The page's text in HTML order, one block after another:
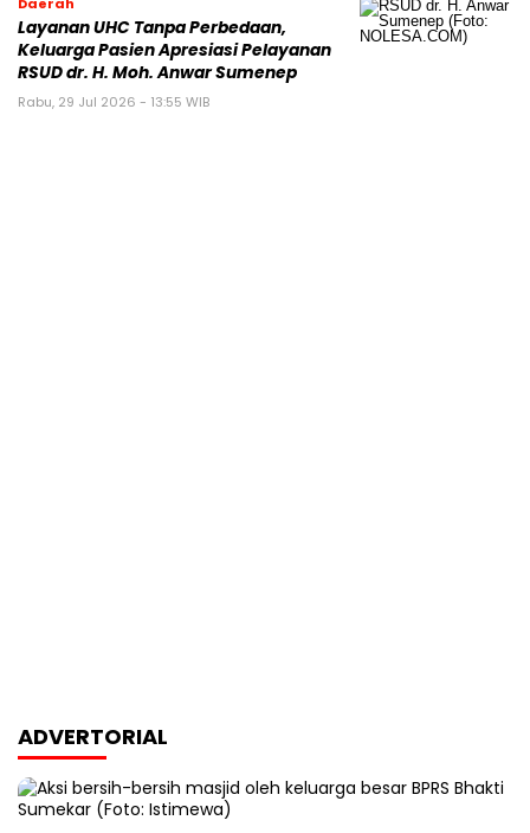
Layanan UHC Tanpa Perbedaan,
Keluarga Pasien Apresiasi Pelayanan
RSUD dr. H. Moh. Anwar Sumenep
Rabu, 29 Jul 2026 - 13:55 WIB
ADVERTORIAL